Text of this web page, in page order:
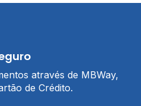
através de MBWay,
de Crédito.